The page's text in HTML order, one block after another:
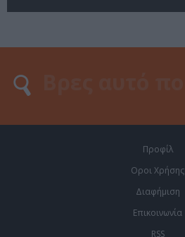
Προφίλ
Οροι Χρήσης
Διαφήμιση
Επικοινωνία
RSS